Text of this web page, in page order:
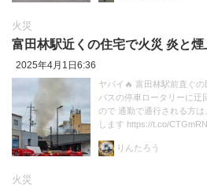
火災
富田林駅近くの住宅で火災 炎と
2025年4月1日6:36
ヤバイ🔥 富田林駅前直ぐ
バスの停車ロータリーに迂
ので 通勤で通行される方
します https://t.co/
りんたろう
火災